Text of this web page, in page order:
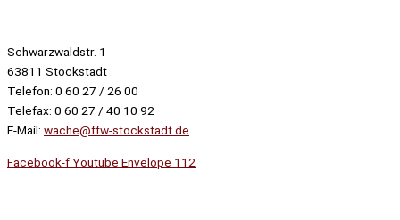
Schwarzwaldstr. 1
63811 Stockstadt
Telefon: 0 60 27 / 26 00
Telefax: 0 60 27 / 40 10 92
E-Mail: wache@ffw-stockstadt.de
Facebook-fYoutube Envelope 112